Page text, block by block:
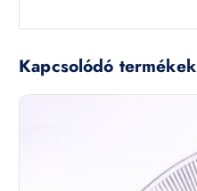
Kapcsolódó termékek